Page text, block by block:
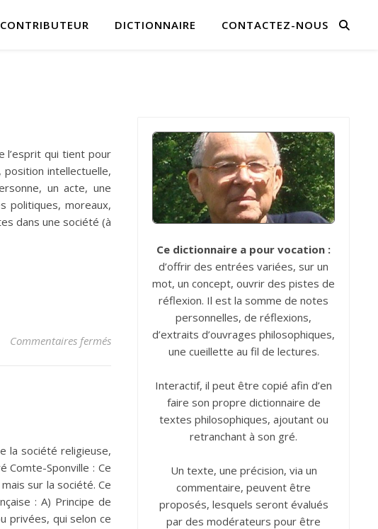
DICTIONNAIRE CONTACTEZ-NOUS
l’esprit qui tient pour
position intellectuelle,
un acte, une
politiques, moreaux,
dans une société (à
Commentaires ferméssur Opinion
la société religieuse,
Comte-Sponville : Ce
sur la société. Ce
: A) Principe de
privées, qui selon ce
Ce dictionnaire a pour vocation :
d’offrir des entrées variées, sur un
mot, un concept, ouvrir des pistes de
réflexion. Il est la somme de notes
personnelles, de réflexions,
d’extraits d’ouvrages philosophiques,
une cueillette au fil de lectures.
Interactif, il peut être copié afin d’en
faire son propre dictionnaire de
textes philosophiques, ajoutant ou
retranchant à son gré.
Un texte, une précision, via un
commentaire, peuvent être
proposés, lesquels seront évalués
par des modérateurs pour être